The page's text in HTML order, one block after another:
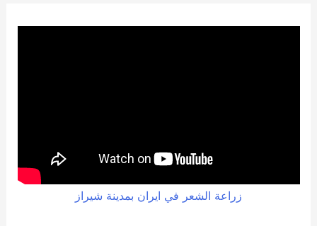
زراعة الشعر في ايران بمدينة شيراز